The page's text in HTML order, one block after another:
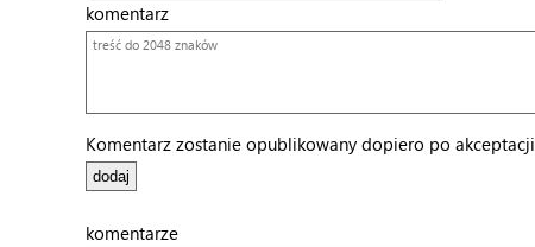
komentarz
Komentarz zostanie opublikowany dopiero po
komentarze